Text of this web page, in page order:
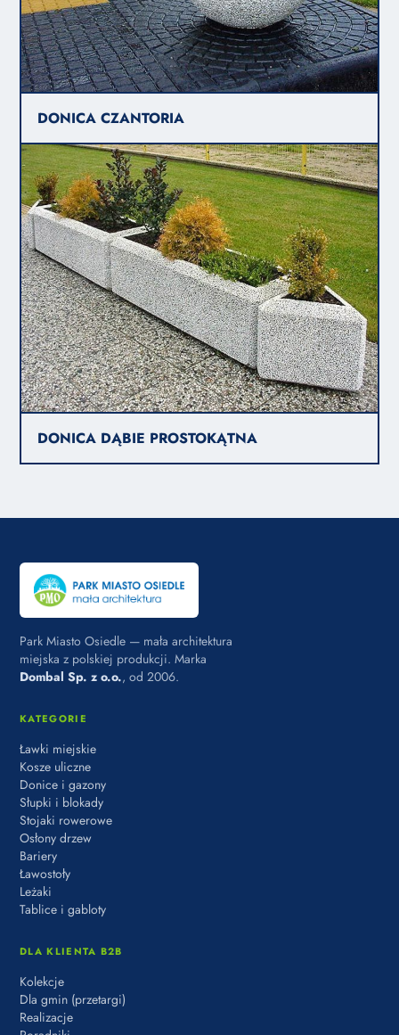
DONICA CZANTORIA
DONICA DĄBIE PROSTOKĄTNA
Park Miasto Osiedle — mała architektura
miejska z polskiej produkcji. Marka
Dombal Sp. z o.o., od 2006.
KATEGORIE
Ławki miejskie
Kosze uliczne
Donice i gazony
Słupki i blokady
Stojaki rowerowe
Osłony drzew
Bariery
Ławostoły
Leżaki
Tablice i gabloty
DLA KLIENTA B2B
Kolekcje
Dla gmin (przetargi)
Realizacje